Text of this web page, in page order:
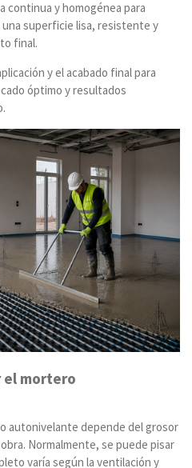
y homogénea para
superficie lisa, resistente y
final.
y el acabado final para
óptimo y resultados
el mortero
autonivelante depende del grosor
Normalmente, se puede pisar
varía según la ventilación y